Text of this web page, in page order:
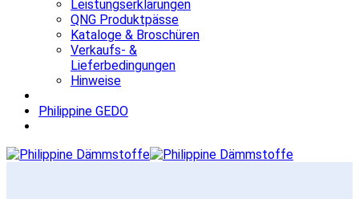
Leistungserklärungen
QNG Produktpässe
Kataloge & Broschüren
Verkaufs- &
Lieferbedingungen
Hinweise
Philippine GEDO